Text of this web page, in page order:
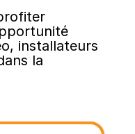
installateurs
la